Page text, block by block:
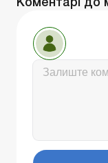
Коментарі до